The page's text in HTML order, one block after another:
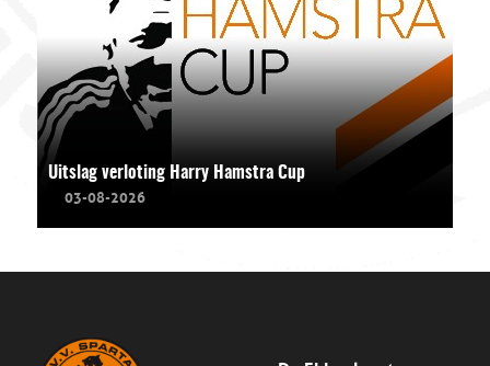
Uitslag verloting Harry Hamstra Cup
03-08-2026